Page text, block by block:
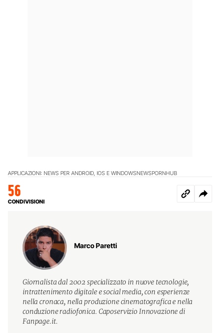
APPLICAZIONI: NEWS PER ANDROID, IOS E WINDOWSNEWSPORNHUB
56
CONDIVISIONI
Marco Paretti
Giornalista dal 2002 specializzato in nuove tecnologie,
intrattenimento digitale e social media, con esperienze
nella cronaca, nella produzione cinematografica e nella
conduzione radiofonica. Caposervizio Innovazione di
Fanpage.it.